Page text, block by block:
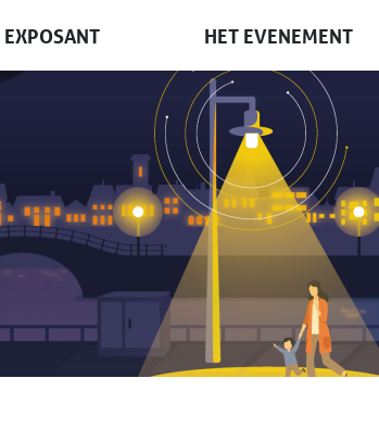
EXPOSANT
Deelname & tarieven
Informatieaanvraag
HET EVENEMENT
Terugblik 2026
Krachtig netwerk
Aanmelden nieuwsbrief